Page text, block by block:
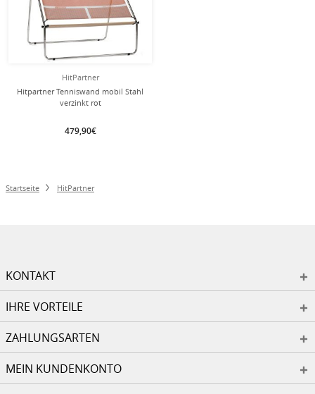
HitPartner
Hitpartner Tenniswand mobil Stahl
verzinkt rot
479,90€
Startseite HitPartner
KONTAKT
IHRE VORTEILE
ZAHLUNGSARTEN
MEIN KUNDENKONTO